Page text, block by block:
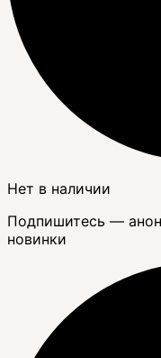
Нет в наличии
Подпишитесь —
новинки